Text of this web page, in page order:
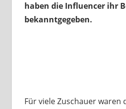
haben die Influencer ihr
bekanntgegeben.
Für viele Zuschauer waren